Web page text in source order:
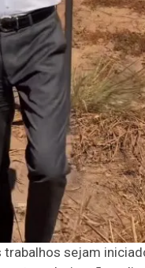
trabalhos sejam